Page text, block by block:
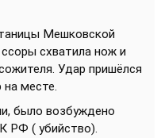
Мешковской
схватила нож и
Удар пришёлся
месте.
было возбуждено
РФ ( убийство).